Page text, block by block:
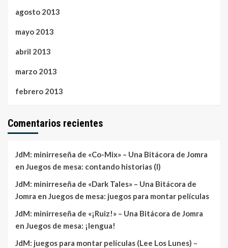
agosto 2013
mayo 2013
abril 2013
marzo 2013
febrero 2013
Comentarios recientes
JdM: minirreseña de «Co-Mix» – Una Bitácora de Jomra
en Juegos de mesa: contando historias (I)
JdM: minirreseña de «Dark Tales» – Una Bitácora de
Jomra en Juegos de mesa: juegos para montar películas
JdM: minirreseña de «¡Ruiz!» – Una Bitácora de Jomra
en Juegos de mesa: ¡lengua!
JdM: juegos para montar películas (Lee Los Lunes) –